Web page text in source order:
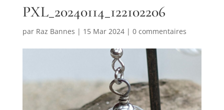
PXL_20240114_122102206
par Raz Bannes | 15 Mar 2024| 0 commentaires